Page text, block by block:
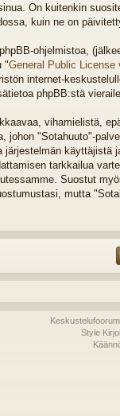
On kuitenkin
kuin ne on
ohjelmistoa,
"General Public License
internet-
phpBB:stä
vihamielistä,
johon "Sotahuuto"-
käyttäjistä
tarkkailua
Suostut
mutta
Style